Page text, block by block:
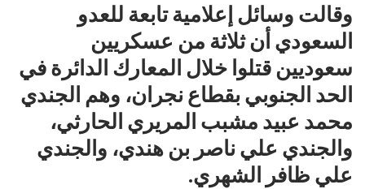
وقالت وسائل إعلامية تابعة للعدو
السعودي أن ثلاثة من عسكريين
سعوديين قتلوا خلال المعارك الدائرة في
الحد الجنوبي بقطاع نجران، وهم الجندي
محمد عبيد مشبب المريري الحارثي،
والجندي علي ناصر بن هندي، والجندي
علي ظافر الشهري.